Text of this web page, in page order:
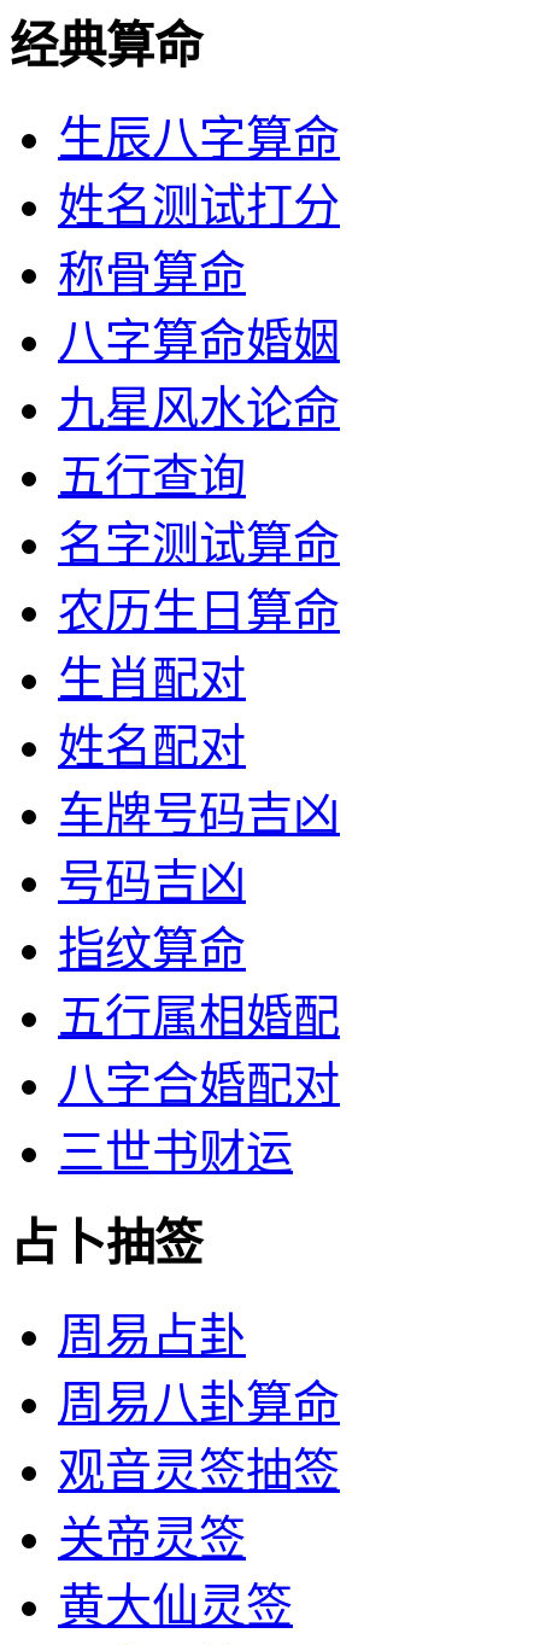
经典算命
生辰八字算命
姓名测试打分
称骨算命
八字算命婚姻
九星风水论命
五行查询
名字测试算命
农历生日算命
生肖配对
姓名配对
车牌号码吉凶
号码吉凶
指纹算命
五行属相婚配
八字合婚配对
三世书财运
占卜抽签
周易占卦
周易八卦算命
观音灵签抽签
关帝灵签
黄大仙灵签